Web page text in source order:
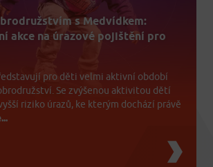
s Medvídkem:
akce na úrazové pojištění pro
pro děti velmi aktivní období
Se zvýšenou aktivitou dětí
riziko úrazů, ke kterým dochází právě